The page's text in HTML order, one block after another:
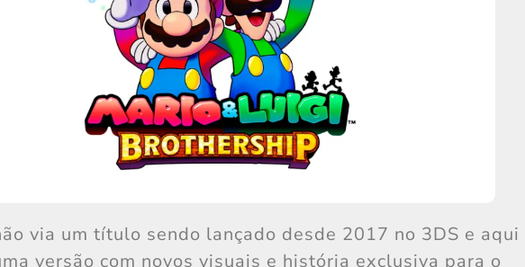
via um título sendo lançado desde 2017 no 3DS e aqui
versão com novos visuais e história exclusiva para o